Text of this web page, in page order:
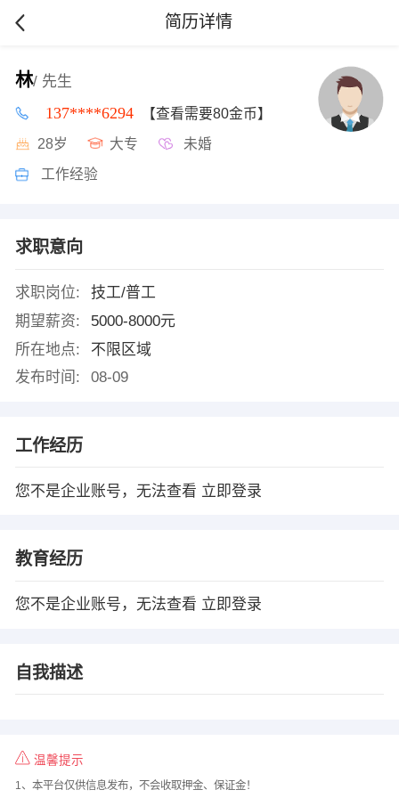
简历详情
林/ 先生
137****6294 【查看需要80金币】
28岁 大专 未婚
工作经验
求职意向
求职岗位:
技工/普工
期望薪资:
5000-8000元
所在地点:
不限区域
发布时间:
08-09
工作经历
您不是企业账号，无法查看 立即登录
教育经历
您不是企业账号，无法查看 立即登录
自我描述
温馨提示
1、本平台仅供信息发布，不会收取押金、保证金！